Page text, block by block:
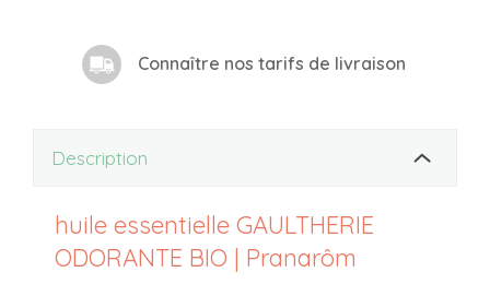
Connaître nos tarifs de livraison
Description
huile essentielle GAULTHERIE
ODORANTE BIO | Pranarôm